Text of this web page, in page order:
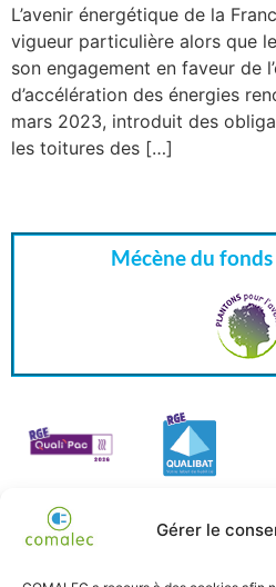
Gérer le
L’avenir énergétique de la
vigueur particulière alors que
son engagement en faveur de
d’accélération des énergies
mars 2023, introduit des
les toitures des […]
Mécène du